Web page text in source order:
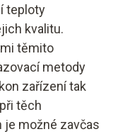
teploty
kvalitu.
těmito
metody
zařízení tak
těch
možné zavčas